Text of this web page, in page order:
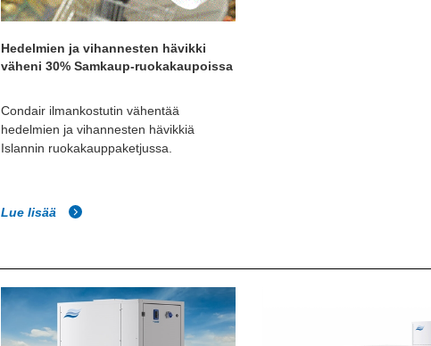
Hedelmien ja vihannesten hävikki
väheni 30% Samkaup-ruokakaupoissa
Condair ilmankostutin vähentää
hedelmien ja vihannesten hävikkiä
Islannin ruokakauppaketjussa.
Lue lisää